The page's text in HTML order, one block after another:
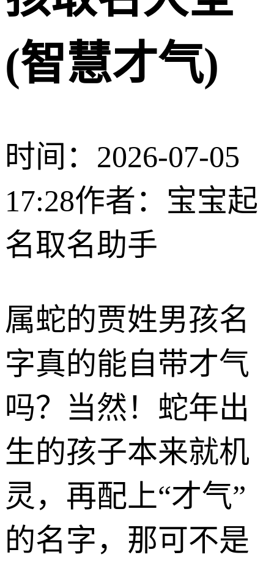
(智慧才气)
时间：2026-07-05
17:28作者：宝宝起
名取名助手
属蛇的贾姓男孩名
字真的能自带才气
吗？当然！蛇年出
生的孩子本来就机
灵，再配上“才气”
的名字，那可不是